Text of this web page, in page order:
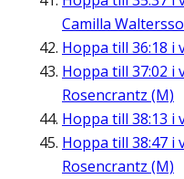
Camilla
Hoppa till 36:18 i
Hoppa till 37:02 i
Rosencrantz (M)
Hoppa till 38:13 i
Hoppa till 38:47 i
Rosencrantz (M)